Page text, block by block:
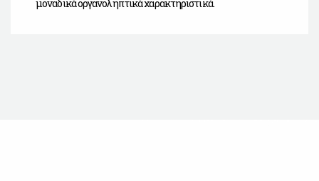
μοναδικά οργανοληπτικά χαρακτηριστικά.